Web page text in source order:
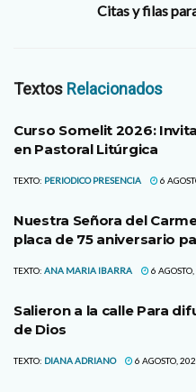
Citas y filas
Textos Relacionados
Curso Somelit 2026:
en Pastoral Litúrgica
TEXTO: PERIODICO PRESENCIA 6
Nuestra Señora del
placa de 75 aniversario
TEXTO: ANA MARIA IBARRA 6
Salieron a la calle Para
de Dios
TEXTO: DIANA ADRIANO 6 AGOSTO,